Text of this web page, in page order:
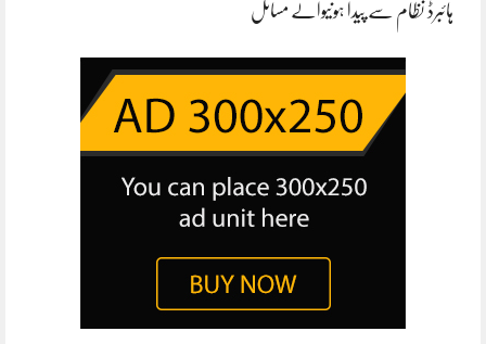
ہائبرڈ نظام سے پیدا ہونیوالے مسائل